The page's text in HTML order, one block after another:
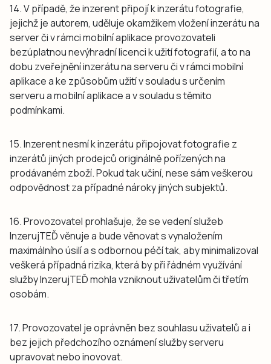
14. V případě, že inzerent připojí k inzerátu fotografie,
jejichž je autorem, uděluje okamžikem vložení inzerátu na
server či v rámci mobilní aplikace provozovateli
bezúplatnou nevýhradní licenci k užití fotografií, a to na
dobu zveřejnění inzerátu na serveru či v rámci mobilní
aplikace a ke způsobům užití v souladu s určením
serveru a mobilní aplikace a v souladu s těmito
podmínkami.
15. Inzerent nesmí k inzerátu připojovat fotografie z
inzerátů jiných prodejců originálně pořízených na
prodávaném zboží. Pokud tak učiní, nese sám veškerou
odpovědnost za případné nároky jiných subjektů.
16. Provozovatel prohlašuje, že se vedení služeb
InzerujTEĎ věnuje a bude věnovat s vynaložením
maximálního úsilí a s odbornou péčí tak, aby minimalizoval
veškerá případná rizika, která by při řádném využívání
služby InzerujTEĎ mohla vzniknout uživatelům či třetím
osobám.
17. Provozovatel je oprávněn bez souhlasu uživatelů a i
bez jejich předchozího oznámení služby serveru
upravovat nebo inovovat.